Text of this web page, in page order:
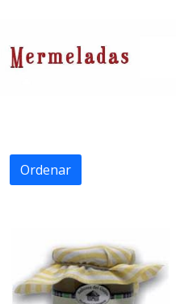
Ordenar